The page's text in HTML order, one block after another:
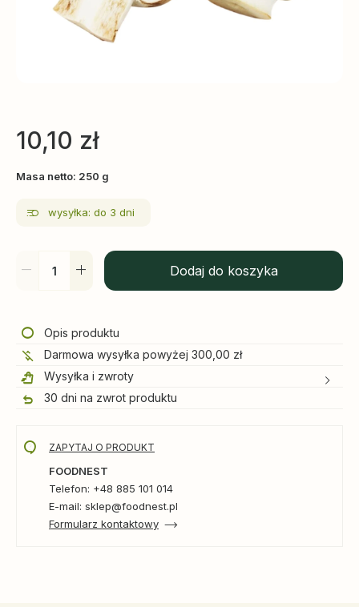
10,10 zł
Masa netto: 250 g
wysyłka: do 3 dni
Dodaj do koszyka
Opis produktu
Darmowa wysyłka powyżej 300,00 zł
Wysyłka i zwroty
30 dni na zwrot produktu
ZAPYTAJ O PRODUKT
FOODNEST
Telefon: +48 885 101 014
E-mail: sklep@foodnest.pl
Formularz kontaktowy